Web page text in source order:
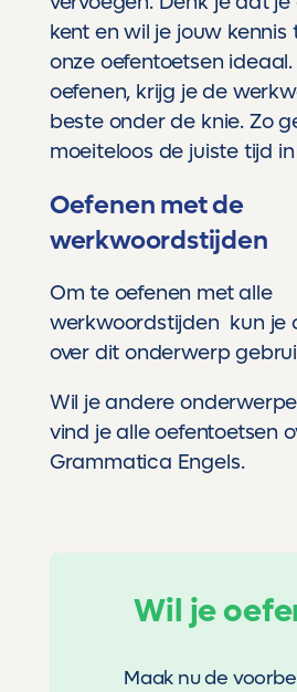
kent en wil je jouw kennis
onze oefentoetsen
oefenen, krijg je de
beste onder de knie. Zo
moeiteloos de juiste tijd in
Oefenen met de
werkwoordstijden
Om te oefenen met alle
werkwoordstijden kun je
over dit onderwerp
Wil je andere
vind je alle oefentoetsen
Grammatica Engels.
Wil je
Maak nu de